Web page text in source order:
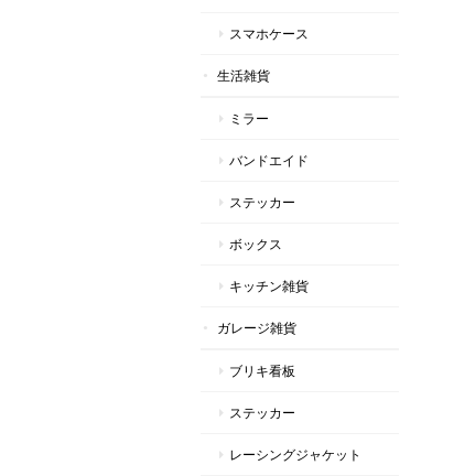
スマホケース
生活雑貨
ミラー
バンドエイド
ステッカー
ボックス
キッチン雑貨
ガレージ雑貨
ブリキ看板
ステッカー
レーシングジャケット